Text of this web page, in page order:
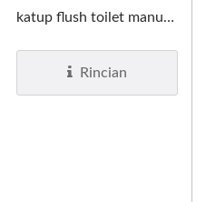
katup flush toilet manual
Rincian